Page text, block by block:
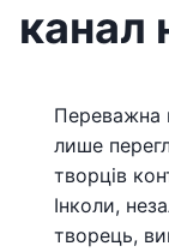
канал
Переважна
лише
творців
Інколи,
творець,